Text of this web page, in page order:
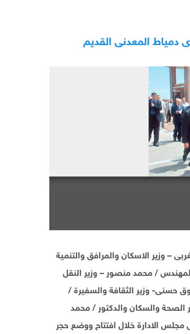
دمياط المعدنى القديم
– وزير الاسكان والمرافق والتنمية
المهندس / محمد منصور – وزير النقل
حسنى- وزير الثقافة والسفيرة /
الصحة والسكان والدكتور / محمد
الادارة خلال افتتاح ووضع حجر